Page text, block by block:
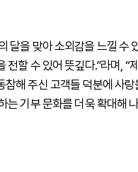
달을 맞아 소외감을 느낄 수
전할 수 있어 뜻깊다.”라며, “
참해 주신 고객들 덕분에 사
는 기부 문화를 더욱 확대해